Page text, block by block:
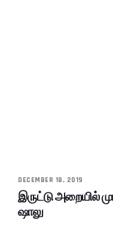
DECEMBER 18, 2019
இருட்டு அறையில்
ஷாலு